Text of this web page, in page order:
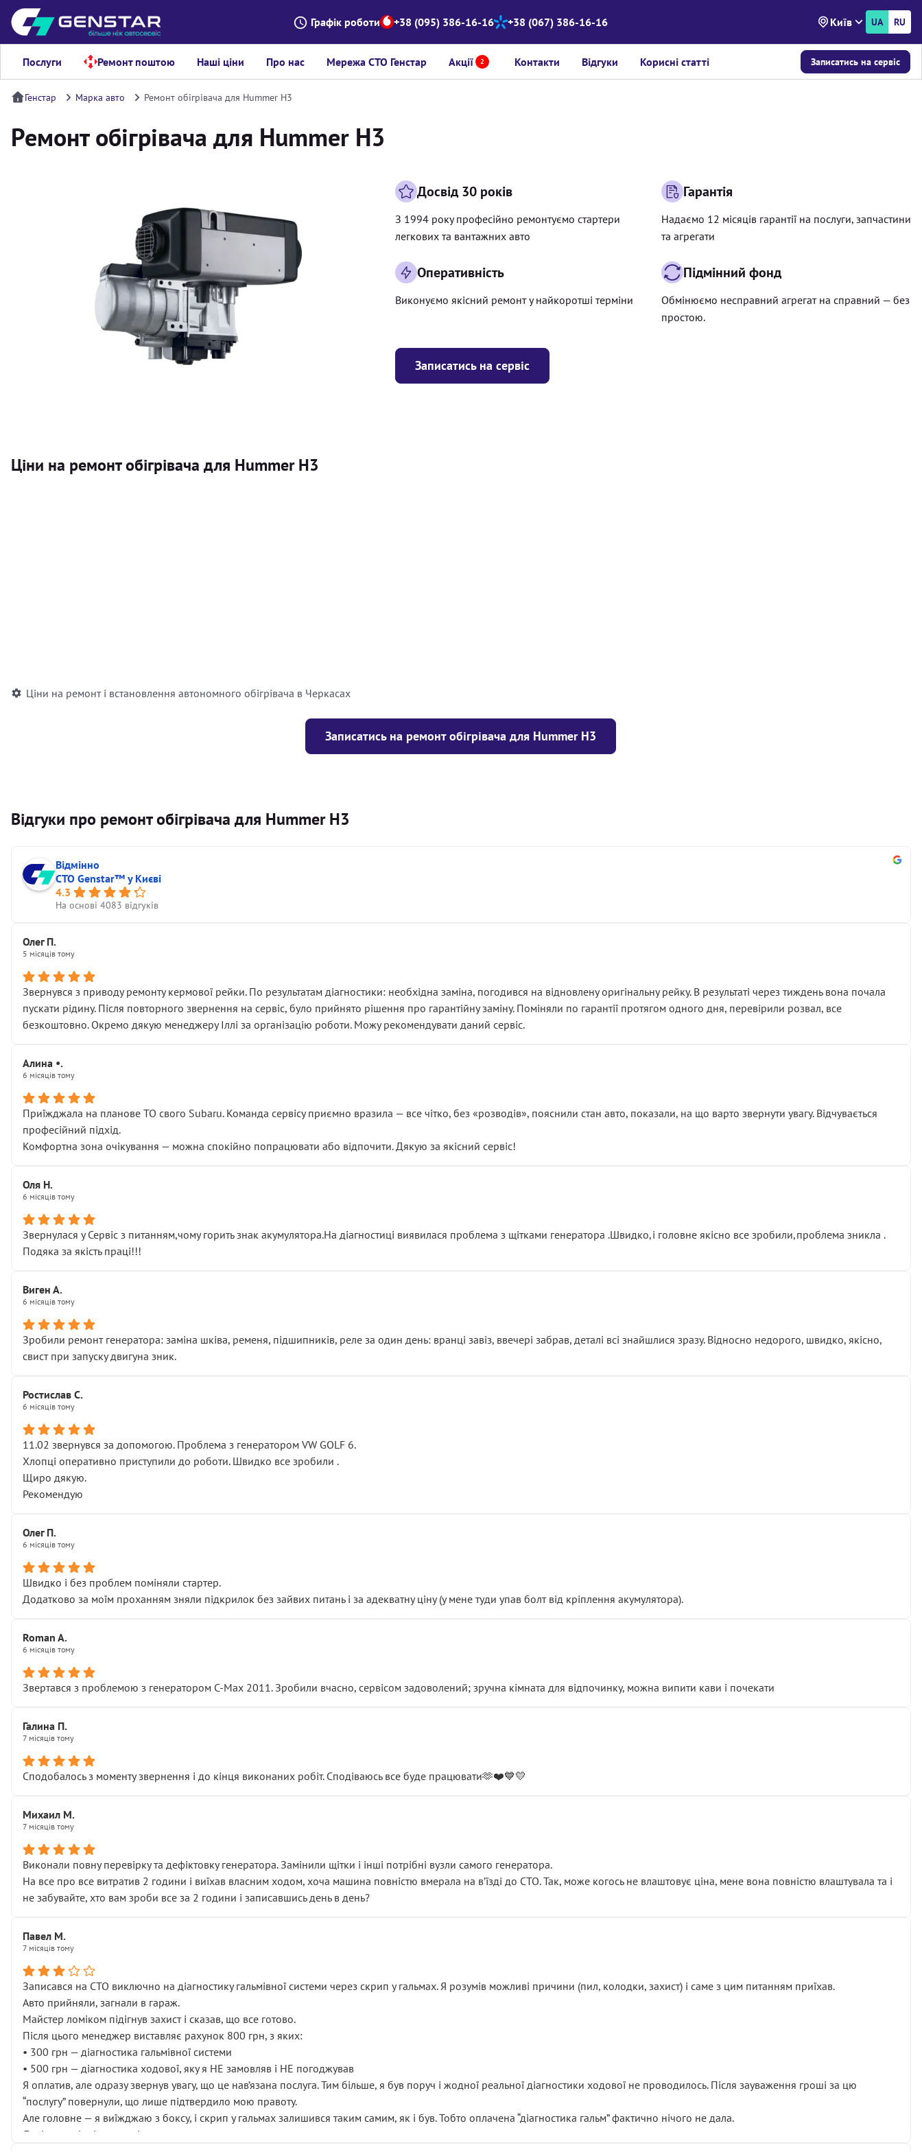
Графік роботи +38 (095) 386-16-16 +38 (067) 386-16-16 Київ UA RU
Послуги Ремонт поштою Наші ціни Про нас Мережа СТО Генстар Акції 2 Контакти Відгуки Корисні статті Записатись на сервіс
Генстар Марка авто Ремонт обігрівача для Hummer H3
Ремонт обігрівача для Hummer H3
Записатись на сервіс
Досвід 30 років
З 1994 року професійно ремонтуємо стартери
легкових та вантажних авто
Гарантія
Надаємо 12 місяців гарантії на послуги, запчастини
та агрегати
Оперативність
Виконуємо якісний ремонт у найкоротші терміни
Підмінний фонд
Обмінюємо несправний агрегат на справний — без
простою.
Ціни на ремонт обігрівача для Hummer H3
Ціни на ремонт і встановлення автономного обігрівача в Черкасах
Записатись на ремонт обігрівача для Hummer H3
Відгуки про ремонт обігрівача для Hummer H3
Відмінно
СТО Genstar™ у Києві
4.3
На основі 4083 відгуків
Олег П.
5 місяців тому
Звернувся з приводу ремонту кермової рейки. По результатам діагностики: необхідна заміна, погодився на відновлену оригінальну рейку. В результаті через тиждень вона почала
пускати рідину. Після повторного звернення на сервіс, було прийнято рішення про гарантійну заміну. Поміняли по гарантії протягом одного дня, перевірили розвал, все
безкоштовно. Окремо дякую менеджеру Іллі за організацію роботи. Можу рекомендувати даний сервіс.
Алина •.
6 місяців тому
Приїжджала на планове ТО свого Subaru. Команда сервісу приємно вразила — все чітко, без «розводів», пояснили стан авто, показали, на що варто звернути увагу. Відчувається
професійний підхід.
Комфортна зона очікування — можна спокійно попрацювати або відпочити. Дякую за якісний сервіс!
Оля Н.
6 місяців тому
Звернулася у Сервіс з питанням,чому горить знак акумулятора.На діагностиці виявилася проблема з щітками генератора .Швидко,і головне якісно все зробили,проблема зникла .
Подяка за якість праці!!!
Виген А.
6 місяців тому
Зробили ремонт генератора: заміна шківа, ременя, підшипників, реле за один день: вранці завіз, ввечері забрав, деталі всі знайшлися зразу. Відносно недорого, швидко, якісно,
свист при запуску двигуна зник.
Ростислав С.
6 місяців тому
11.02 звернувся за допомогою. Проблема з генератором VW GOLF 6.
Хлопці оперативно приступили до роботи. Швидко все зробили .
Щиро дякую.
Рекомендую
Олег П.
6 місяців тому
Швидко і без проблем поміняли стартер.
Додатково за моїм проханням зняли підкрилок без зайвих питань і за адекватну ціну (у мене туди упав болт від кріплення акумулятора).
Roman A.
6 місяців тому
Звертався з проблемою з генератором C-Max 2011. Зробили вчасно, сервісом задоволений; зручна кімната для відпочинку, можна випити кави і почекати
Галина П.
7 місяців тому
Сподобалось з моменту звернення і до кінця виконаних робіт. Сподіваюсь все буде працювати🫶❤️💙💛
Михаил М.
7 місяців тому
Виконали повну перевірку та дефіктовку генератора. Замінили щітки і інші потрібні вузли самого генератора.
На все про все витратив 2 години і виїхав власним ходом, хоча машина повністю вмерала на вʼїзді до СТО. Так, може когось не влаштовує ціна, мене вона повністю влаштувала та і
не забувайте, хто вам зроби все за 2 години і записавшись день в день?
Павел М.
7 місяців тому
Записався на СТО виключно на діагностику гальмівної системи через скрип у гальмах. Я розумів можливі причини (пил, колодки, захист) і саме з цим питанням приїхав.
Авто прийняли, загнали в гараж.
Майстер ломіком підігнув захист і сказав, що все готово.
Після цього менеджер виставляє рахунок 800 грн, з яких:
• 300 грн — діагностика гальмівної системи
• 500 грн — діагностика ходової, яку я НЕ замовляв і НЕ погоджував
Я оплатив, але одразу звернув увагу, що це нав’язана послуга. Тим більше, я був поруч і жодної реальної діагностики ходової не проводилось. Після зауваження гроші за цю
“послугу” повернули, що лише підтвердило мою правоту.
Але головне — я виїжджаю з боксу, і скрип у гальмах залишився таким самим, як і був. Тобто оплачена “діагностика гальм” фактично нічого не дала.
Далі ситуація тільки погіршилась: